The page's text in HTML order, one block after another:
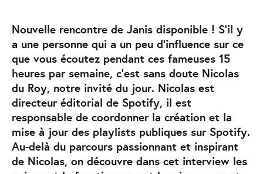
Nouvelle rencontre de Janis disponible ! S’il y
a une personne qui a un peu d’influence sur ce
que vous écoutez pendant ces fameuses 15
heures par semaine, c’est sans doute Nicolas
du Roy, notre invité du jour. Nicolas est
directeur éditorial de Spotify, il est
responsable de coordonner la création et la
mise à jour des playlists publiques sur Spotify.
Au-delà du parcours passionnant et inspirant
de Nicolas, on découvre dans cet interview les